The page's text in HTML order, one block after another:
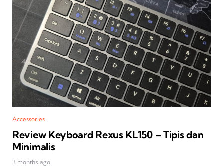
Accessories
Review Keyboard Rexus KL150 – Tipis dan
Minimalis
3 months ago